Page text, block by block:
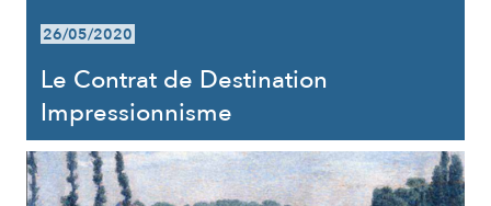
26/05/2020
Le Contrat de Destination
Impressionnisme